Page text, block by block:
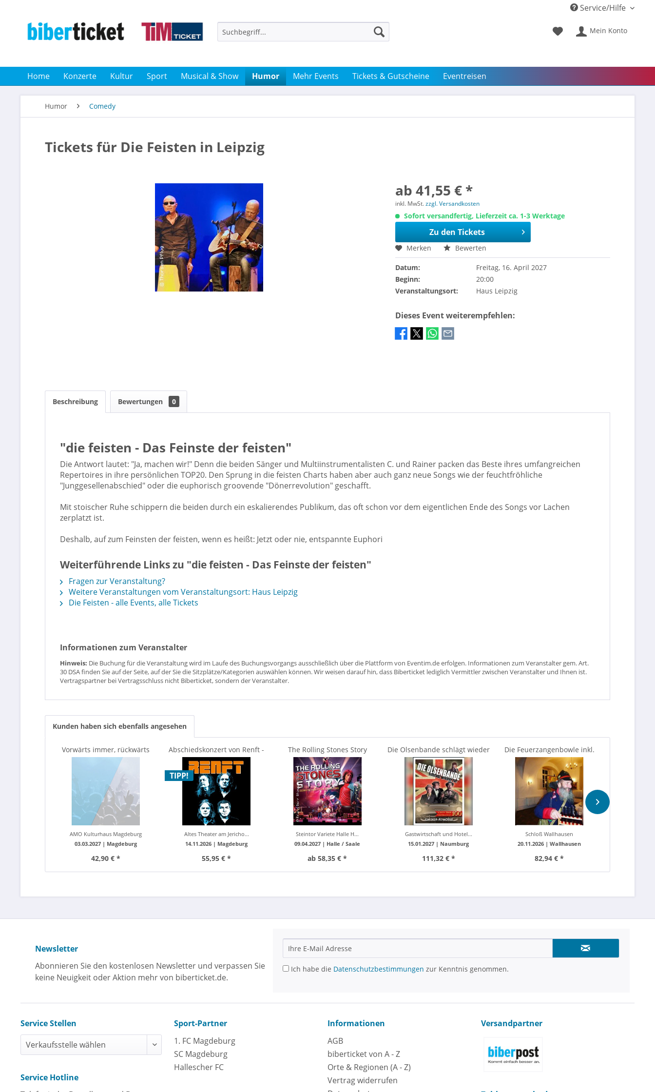
Service/Hilfe
Mein Konto
Home Konzerte Kultur Sport Musical & Show Humor Mehr Events Tickets & Gutscheine Eventreisen
Humor Comedy
Tickets für Die Feisten in Leipzig
ab 41,55 € *
inkl. MwSt.zzgl. Versandkosten
Sofort versandfertig, Lieferzeit ca. 1-3 Werktage
Zu den Tickets
Merken Bewerten
Datum:
Freitag, 16. April 2027
Beginn:
20:00
Veranstaltungsort:
Haus Leipzig
Dieses Event weiterempfehlen:
Beschreibung Bewertungen 0
"die feisten - Das Feinste der feisten"
Die Antwort lautet: "Ja, machen wir!" Denn die beiden Sänger und Multiinstrumentalisten C. und Rainer packen das Beste ihres umfangreichen
Repertoires in ihre persönlichen TOP20. Den Sprung in die feisten Charts haben aber auch ganz neue Songs wie der feuchtfröhliche
"Junggesellenabschied" oder die euphorisch groovende "Dönerrevolution" geschafft.
Mit stoischer Ruhe schippern die beiden durch ein eskalierendes Publikum, das oft schon vor dem eigentlichen Ende des Songs vor Lachen
zerplatzt ist.
Deshalb, auf zum Feinsten der feisten, wenn es heißt: Jetzt oder nie, entspannte Euphori
Weiterführende Links zu "die feisten - Das Feinste der feisten"
Fragen zur Veranstaltung?
Weitere Veranstaltungen vom Veranstaltungsort: Haus Leipzig
Die Feisten - alle Events, alle Tickets
Informationen zum Veranstalter
Hinweis: Die Buchung für die Veranstaltung wird im Laufe des Buchungsvorgangs ausschließlich über die Plattform von Eventim.de erfolgen. Informationen zum Veranstalter gem. Art.
30 DSA finden Sie auf der Seite, auf der Sie die Sitzplätze/Kategorien auswählen können. Wir weisen darauf hin, dass Biberticket lediglich Vermittler zwischen Veranstalter und Ihnen ist.
Vertragspartner bei Vertragsschluss nicht Biberticket, sondern der Veranstalter.
Kunden haben sich ebenfalls angesehen
Vorwärts immer, rückwärts
nimmer - DDR Comedy...
AMO Kulturhaus Magdeburg
03.03.2027 | Magdeburg
42,90 € *
TIPP!
Abschiedskonzert von Renft -
„Wer die Rose...
Altes Theater am Jericho...
14.11.2026 | Magdeburg
55,95 € *
The Rolling Stones Story
Steintor Variete Halle H...
09.04.2027 | Halle / Saale
ab 58,35 € *
Die Olsenbande schlägt wieder
zu | Dinnerabend...
Gastwirtschaft und Hotel...
15.01.2027 | Naumburg
111,32 € *
Die Feuerzangenbowle inkl.
typisches Schulessen
Schloß Wallhausen
20.11.2026 |Wallhausen
82,94 € *
Newsletter
Abonnieren Sie den kostenlosen Newsletter und verpassen Sie
keine Neuigkeit oder Aktion mehr von biberticket.de.
Ich habe die Datenschutzbestimmungen zur Kenntnis genommen.
Service Stellen
Service Hotline
Sport-Partner
1. FC Magdeburg
SC Magdeburg
Hallescher FC
Informationen
AGB
biberticket von A - Z
Orte & Regionen (A - Z)
Vertrag widerrufen
Versandpartner